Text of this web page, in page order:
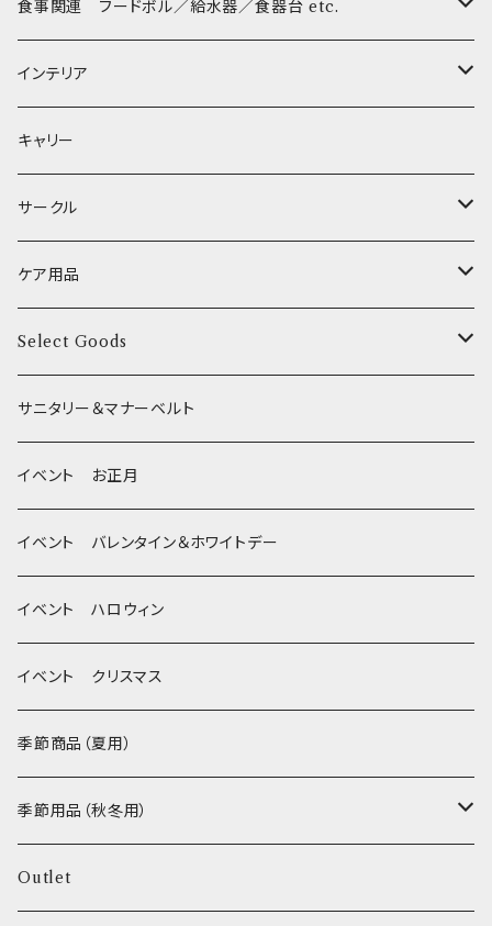
XSサイズ(テープ幅1.0cm) _ ハーネス&リードセット
XSサイズ(テープ幅1.0cm) _ 首輪
ライト
etc.
etc.
BITE ME
和菓子
愛犬の健康おやつ
POCHETINO
etc.
季節限定 お正月
季節限定 バレンタイン&ホワイトデー
季節限定 夏
季節限定 ハロウィン
季節限定 クリスマス
Wonderful Kitchen / (旧)P-ball
MEAT
FISH
グルテンフリー！ _ DOG TREE
ヒマラヤチーズ！ _ loasis
わんのはな
エリール
O.C.Farm
涙やけ対策
健康維持
食糞防止
食事関連 フードボル／給水器／食器台 etc.
フードボウル
給水器
食器台
インテリア
カドラー／ベッド
トイレ
キャリー
サークル
サークル
サークルカバー
ケア用品
ブラシ類
デンタルケア
除菌・抗菌・消臭
耳
静電気防止スプレー
Select Goods
Bichon Frise
サニタリー＆マナーベルト
イベント お正月
イベント バレンタイン＆ホワイトデー
イベント ハロウィン
イベント クリスマス
季節商品（夏用）
季節用品（秋冬用）
ヒーター
Outlet